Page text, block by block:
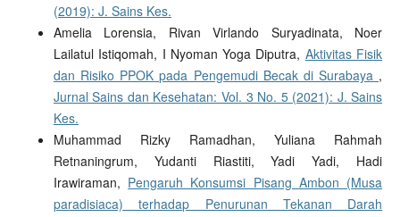
(2019): J. Sains Kes.
Amelia Lorensia, Rivan Virlando Suryadinata, Noer
Lailatul Istiqomah, I Nyoman Yoga Diputra, Aktivitas Fisik
dan Risiko PPOK pada Pengemudi Becak di Surabaya ,
Jurnal Sains dan Kesehatan: Vol. 3 No. 5 (2021): J. Sains
Kes.
Muhammad Rizky Ramadhan, Yuliana Rahmah
Retnaningrum, Yudanti Riastiti, Yadi Yadi, Hadi
Irawiraman, Pengaruh Konsumsi Pisang Ambon (Musa
paradisiaca) terhadap Penurunan Tekanan Darah